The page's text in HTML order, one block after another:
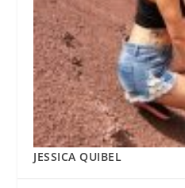
JESSICA QUIBEL